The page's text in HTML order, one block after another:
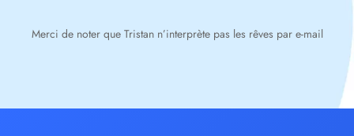
Merci de noter que Tristan n’interprète pas les rêves par e-mail